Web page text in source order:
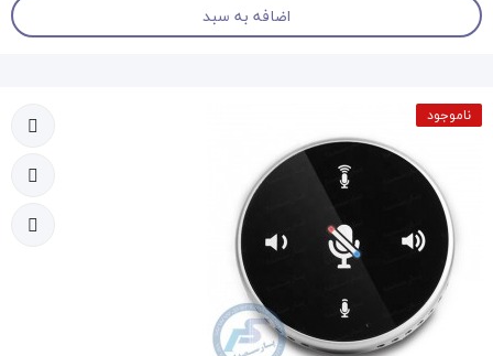
اضافه به سبد
ناموجود